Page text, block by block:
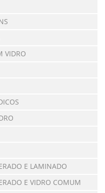
VIDRO
E LAMINADO
E VIDRO COMUM